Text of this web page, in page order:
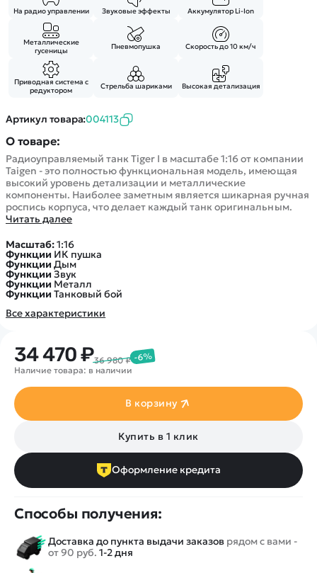
На радио управлении Звуковые эффекты Аккумулятор Li-Ion
Металлические
гусеницы
Пневмопушка Скорость до 10 км/ч
Приводная система с
редуктором
Стрельба шариками Высокая детализация
Артикул товара:004113
О товаре:
Радиоуправляемый танк Tiger I в масштабе 1:16 от компании
Taigen - это полностью функциональная модель, имеющая
высокий уровень детализации и металлические
компоненты. Наиболее заметным является шикарная ручная
роспись корпуса, что делает каждый танк оригинальным.
Читать далее
Масштаб:1:16
Функции ИК пушка
Функции Дым
Функции Звук
Функции Металл
Функции Танковый бой
Все характеристики
34 470 ₽36 980 ₽ -6%
Наличие товара: в наличии
В корзину
Купить в 1 клик
Оформление кредита
Способы получения:
Доставка до пункта выдачи заказов рядом с вами -
от 90 руб. 1-2 дня
Танки
Вертолеты
Катера
Роботы
Самолеты
Детские электромобили
Спецтехника
Железные дороги
Конструкторы
Запчасти для моделей
Оптовые продажи
Статьи про беспилотники
Обзор квадрокоптеров
Аренда Квадрокоптеров
Покупка в кредит
Покупателю
Контакты
Оплата и доставка
Помощь
Отследить заказ
Оплата на сайте